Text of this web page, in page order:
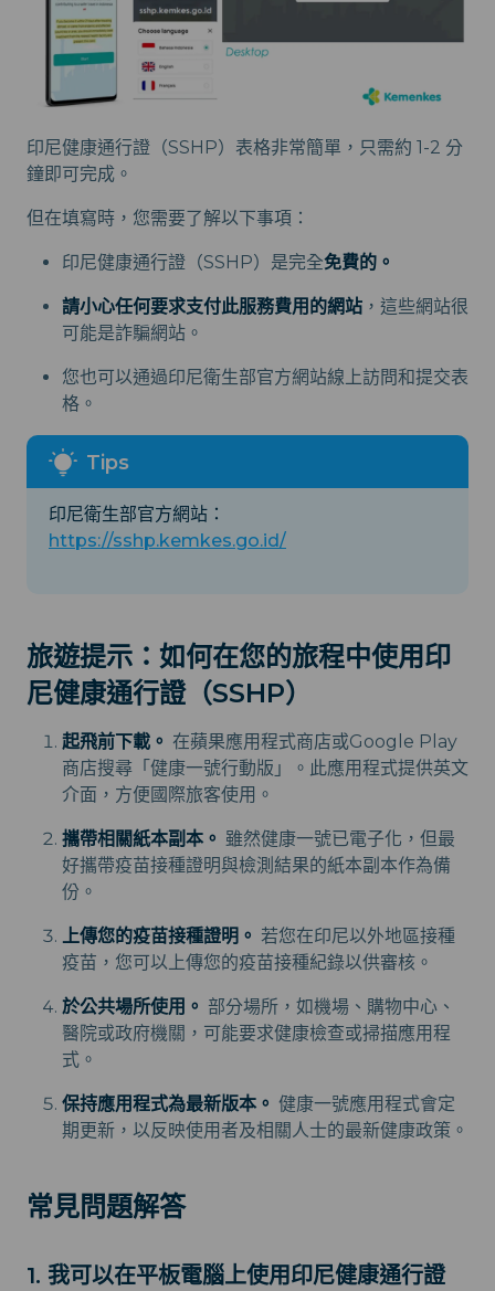
印尼健康通行證（SSHP）表格非常簡單，只需約 1-2 分
鐘即可完成。
但在填寫時，您需要了解以下事項：
印尼健康通行證（SSHP）是完全免費的。
請小心任何要求支付此服務費用的網站 ，這些網站很
可能是詐騙網站。
您也可以通過印尼衛生部官方網站線上訪問和提交表
格。
印尼衛生部官方網站：
https://sshp.kemkes.go.id/
旅遊提示：如何在您的旅程中使用印
尼健康通行證（SSHP）
起飛前下載。 在蘋果應用程式商店或Google Play
商店搜尋「健康一號行動版」。此應用程式提供英文
介面，方便國際旅客使用。
攜帶相關紙本副本。 雖然健康一號已電子化，但最
好攜帶疫苗接種證明與檢測結果的紙本副本作為備
份。
上傳您的疫苗接種證明。 若您在印尼以外地區接種
疫苗，您可以上傳您的疫苗接種紀錄以供審核。
於公共場所使用。 部分場所，如機場、購物中心、
醫院或政府機關，可能要求健康檢查或掃描應用程
式。
保持應用程式為最新版本。 健康一號應用程式會定
期更新，以反映使用者及相關人士的最新健康政策。
常見問題解答
1. 我可以在平板電腦上使用印尼健康通行證